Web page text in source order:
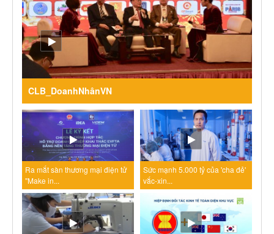
CLB_DoanhNhânVN
Ra mắt sàn thương mại điện tử
"Make in...
Sức mạnh 5.000 tỷ của 'cha đẻ'
vắc-xin...